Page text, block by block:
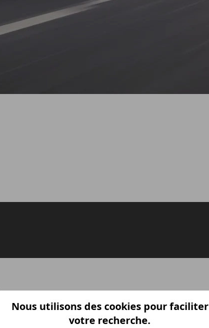
Nous utilisons des cookies pour faciliter
votre recherche.